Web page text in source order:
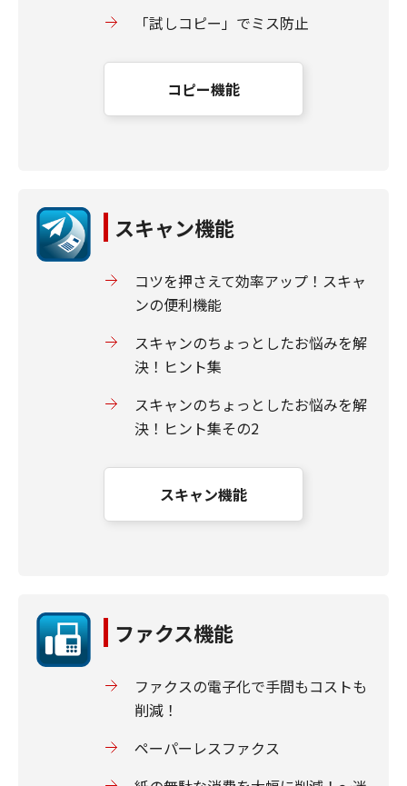
「試しコピー」でミス防止
コピー機能
スキャン機能
コツを押さえて効率アップ！スキャ
ンの便利機能
スキャンのちょっとしたお悩みを解
決！ヒント集
スキャンのちょっとしたお悩みを解
決！ヒント集その2
スキャン機能
ファクス機能
ファクスの電子化で手間もコストも
削減！
ペーパーレスファクス